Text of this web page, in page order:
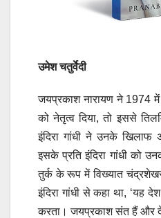
उमेश चतुर्वेदी
जयप्रकाश नारायण ने 1974
को नेतृत्व दिया, तो इससे
इंदिरा गांधी ने उनके खिलाफ
इसके प्रति इंदिरा गांधी को
तुर्क के रूप में विख्यात
इंदिरा गांधी से कहा था, ‘यह
करता। जयप्रकाश संत हैं और